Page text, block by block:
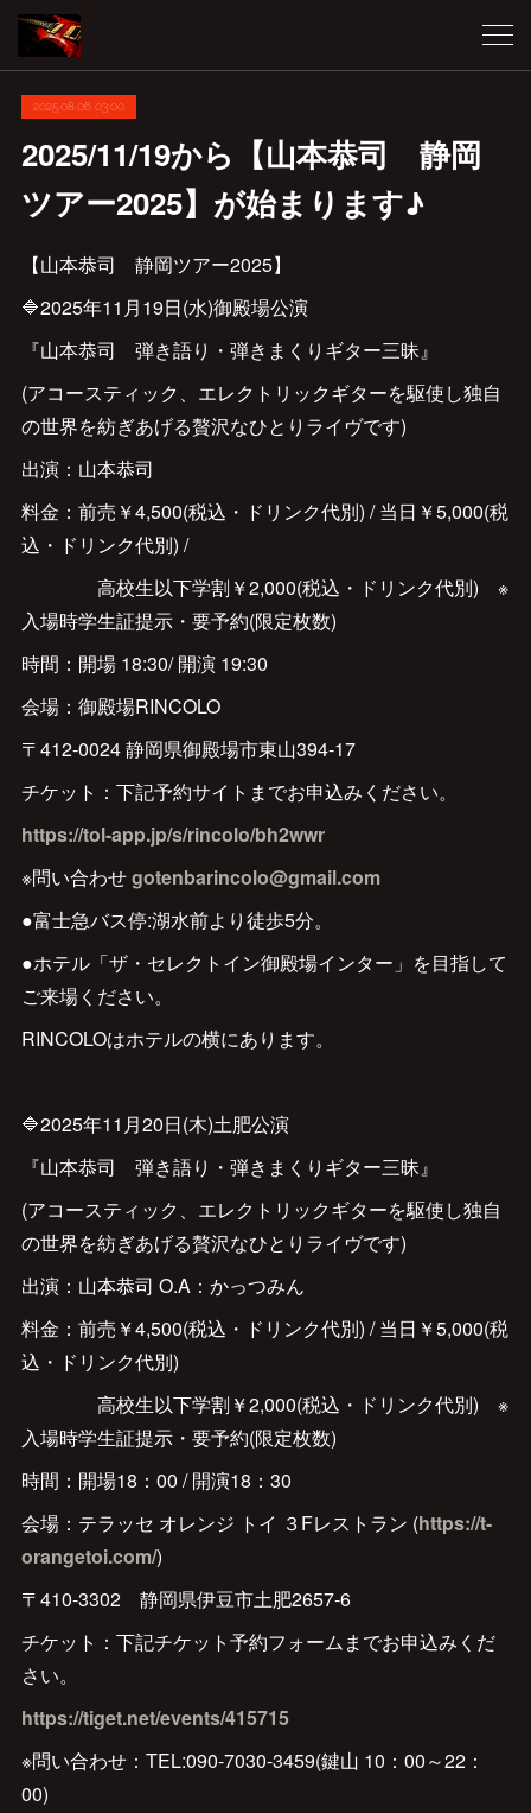
2025.08.06 03:00
2025/11/19から【山本恭司 静岡
ツアー2025】が始まります♪
【山本恭司 静岡ツアー2025】
🔷2025年11月19日(水)御殿場公演
『山本恭司 弾き語り・弾きまくりギター三昧』
(アコースティック、エレクトリックギターを駆使し独自
の世界を紡ぎあげる贅沢なひとりライヴです)
出演：山本恭司
料金：前売￥4,500(税込・ドリンク代別) / 当日￥5,000(税
込・ドリンク代別) /
高校生以下学割￥2,000(税込・ドリンク代別) ※
入場時学生証提示・要予約(限定枚数)
時間：開場 18:30/ 開演 19:30
会場：御殿場RINCOLO
〒412-0024 静岡県御殿場市東山394-17
チケット：下記予約サイトまでお申込みください。
https://tol-app.jp/s/rincolo/bh2wwr
※問い合わせgotenbarincolo@gmail.com
●富士急バス停:湖水前より徒歩5分。
●ホテル「ザ・セレクトイン御殿場インター」を目指して
ご来場ください。
RINCOLOはホテルの横にあります。
🔷2025年11月20日(木)土肥公演
『山本恭司 弾き語り・弾きまくりギター三昧』
(アコースティック、エレクトリックギターを駆使し独自
の世界を紡ぎあげる贅沢なひとりライヴです)
出演：山本恭司 O.A：かっつみん
料金：前売￥4,500(税込・ドリンク代別) / 当日￥5,000(税
込・ドリンク代別)
高校生以下学割￥2,000(税込・ドリンク代別) ※
入場時学生証提示・要予約(限定枚数)
時間：開場18：00 / 開演18：30
会場：テラッセ オレンジ トイ ３Fレストラン (https://t-
orangetoi.com/)
〒410-3302 静岡県伊豆市土肥2657-6
チケット：下記チケット予約フォームまでお申込みくだ
さい。
https://tiget.net/events/415715
※問い合わせ：TEL:090-7030-3459(鍵山 10：00～22：
00)